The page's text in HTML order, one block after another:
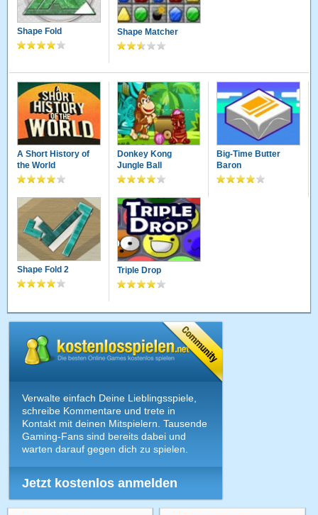
Shape Fold Shape Matcher
A Short History of
the World
Donkey Kong
Jungle Ball
Big-Time Butter
Baron
Shape Fold 2 Triple Drop
Verwalte einfach Deine Lieblingsspiele,
schreibe Kommentare und trete in
Kontakt mit deinen Mitspielern. Tausende
Gaming-Fans sind bereits dabei und
warten darauf gegen dich zu spielen.
Jetzt kostenlos anmelden